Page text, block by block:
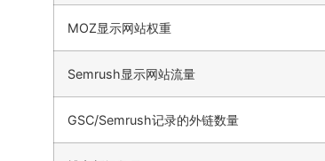
MOZ显示网站权重
Semrush显示网站流量
GSC/Semrush记录的外链数量